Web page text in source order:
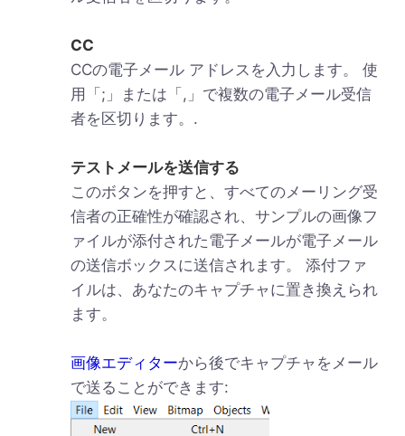
CC
CCの電子メール アドレスを入力します。 使
用「;」または「,」で複数の電子メール受信
者を区切ります。.
テストメールを送信する
このボタンを押すと、すべてのメーリング受
信者の正確性が確認され、サンプルの画像フ
ァイルが添付された電子メールが電子メール
の送信ボックスに送信されます。 添付ファ
イルは、あなたのキャプチャに置き換えられ
ます。
画像エディターから後でキャプチャをメール
で送ることができます: